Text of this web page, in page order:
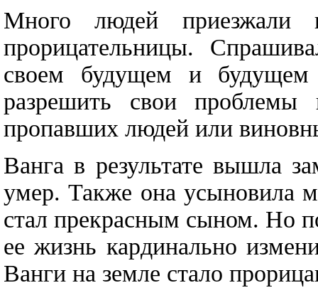
Много людей приезжали
прорицательницы.
своем будущем и будущем
разрешить свои
пропавших людей или
Ванга в результате вышла
умер. Также она усыновила
стал прекрасным сыном. Но
ее жизнь кардинально
Ванги на земле стало